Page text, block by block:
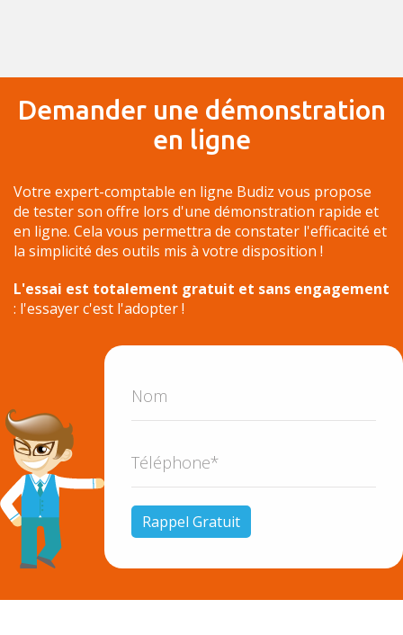
Demander une démonstration
en ligne
Votre expert-comptable en ligne Budiz vous propose
de tester son offre lors d'une démonstration rapide et
en ligne. Cela vous permettra de constater l'efficacité et
la simplicité des outils mis à votre disposition !
L'essai est totalement gratuit et sans engagement
: l'essayer c'est l'adopter !